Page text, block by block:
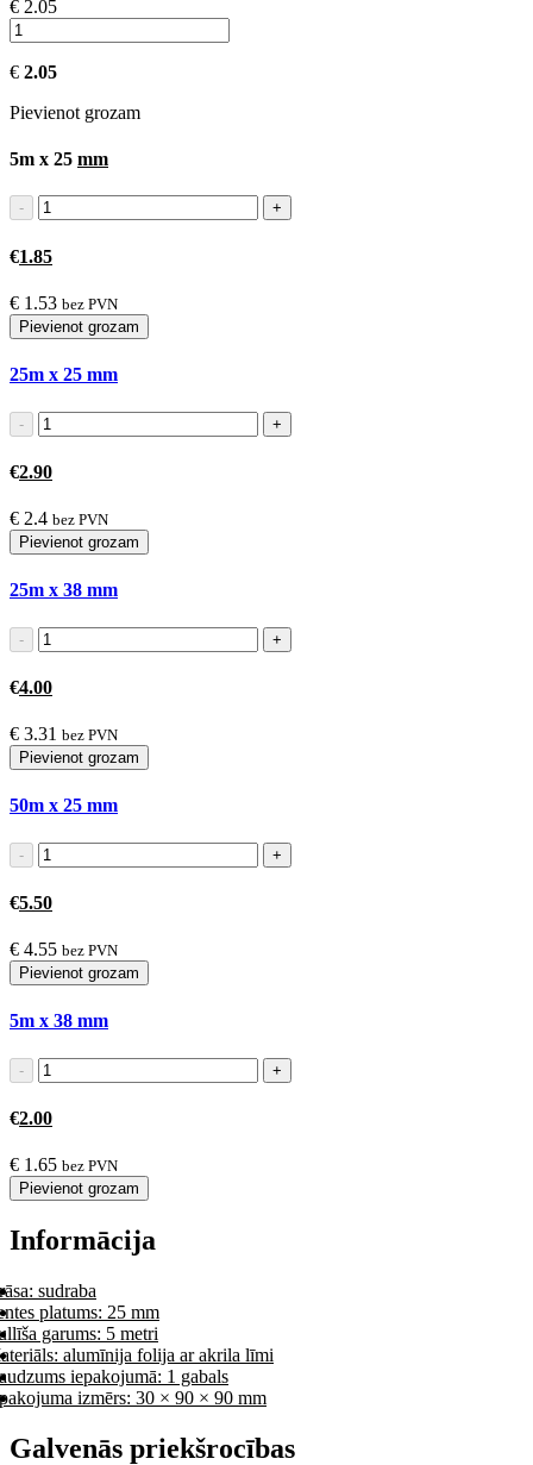
€ 2.05
€ 2.05
Pievienot grozam
5m x 25 mm
€1.85
€ 1.53 bez PVN
Pievienot grozam
25m x 25 mm
€2.90
€ 2.4 bez PVN
Pievienot grozam
25m x 38 mm
€4.00
€ 3.31 bez PVN
Pievienot grozam
50m x 25 mm
€5.50
€ 4.55 bez PVN
Pievienot grozam
5m x 38 mm
€2.00
€ 1.65 bez PVN
Pievienot grozam
Informācija
sudraba
platums: 25 mm
garums: 5 metri
alumīnija folija ar akrila līmi
iepakojumā: 1 gabals
izmērs: 30 × 90 × 90 mm
Galvenās priekšrocības